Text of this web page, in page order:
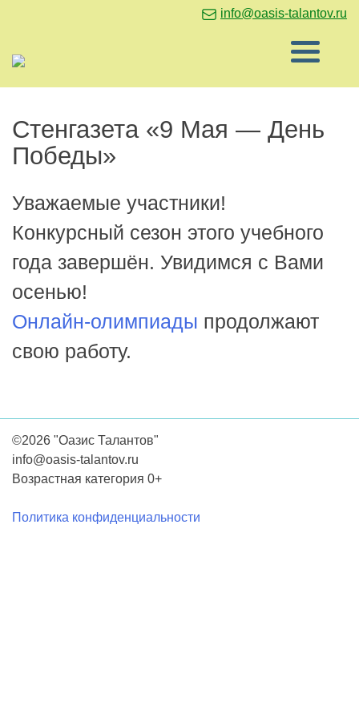
info@oasis-talantov.ru
Стенгазета «9 Мая — День
Победы»
Уважаемые участники!
Конкурсный сезон этого учебного
года завершён. Увидимся с Вами
осенью!
Онлайн-олимпиады продолжают
свою работу.
©2026 "Оазис Талантов"
info@oasis-talantov.ru
Возрастная категория 0+
Политика конфиденциальности